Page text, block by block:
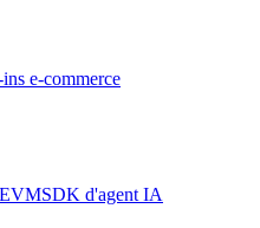
e-commerce
SDK d'agent IA